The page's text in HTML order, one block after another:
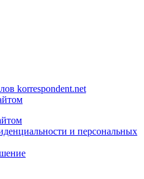
korrespondent.net
и персональных